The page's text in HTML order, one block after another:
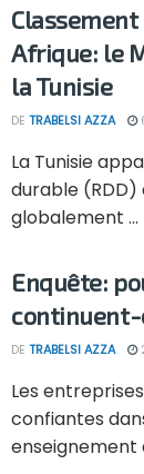
Afrique: le
la Tunisie
DE TRABELSI AZZA
La Tunisie
durable
globalement ...
Enquête:
continuent-
DE TRABELSI AZZA
Les
confiantes
enseignement